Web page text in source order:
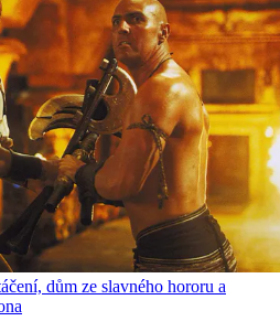
dům ze slavného hororu a